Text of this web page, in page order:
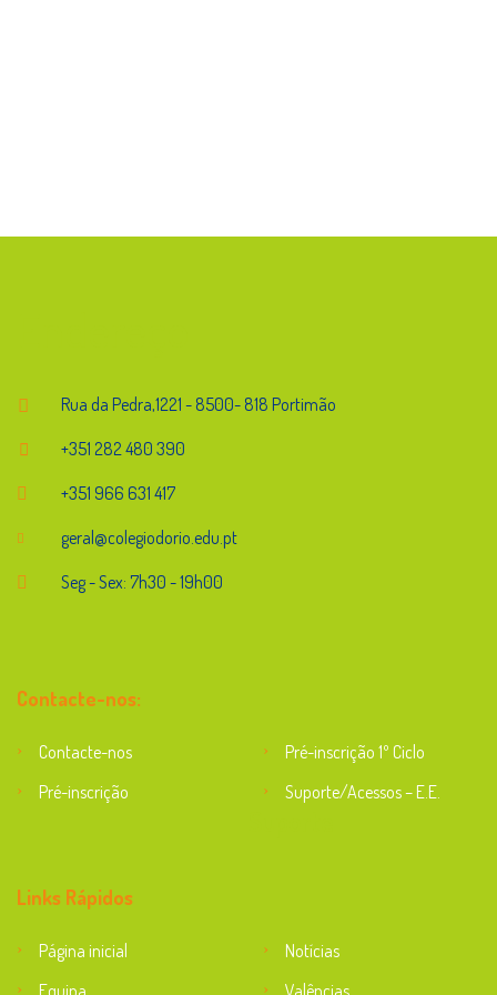
Rua da Pedra,1221 - 8500- 818 Portimão
+351 282 480 390
+351 966 631 417
geral@colegiodorio.edu.pt
Seg - Sex: 7h30 - 19h00
Contacte-nos:
Contacte-nos
Pré-inscrição 1º Ciclo
Pré-inscrição
Suporte/Acessos – E.E.
Links Rápidos
Página inicial
Notícias
Equipa
Valências